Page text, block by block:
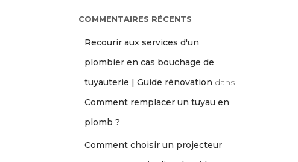
COMMENTAIRES RÉCENTS
Recourir aux services d'un
plombier en cas bouchage de
tuyauterie | Guide rénovation dans
Comment remplacer un tuyau en
plomb ?
Comment choisir un projecteur